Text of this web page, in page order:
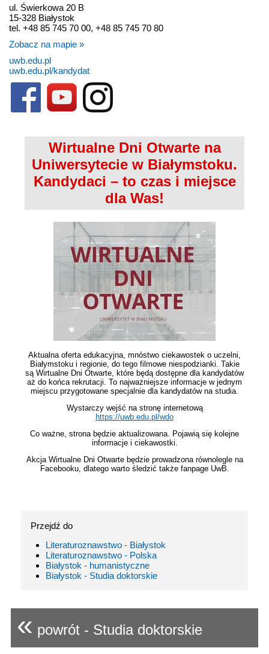
ul. Świerkowa 20 B
15-328 Białystok
tel. +48 85 745 70 00, +48 85 745 70 80
Zobacz na mapie »
uwb.edu.pl
uwb.edu.pl/kandydat
Wirtualne Dni Otwarte na
Uniwersytecie w Białymstoku.
Kandydaci – to czas i miejsce
dla Was!
Aktualna oferta edukacyjna, mnóstwo ciekawostek o uczelni,
Białymstoku i regionie, do tego filmowe niespodzianki. Takie
są Wirtualne Dni Otwarte, które będą dostępne dla kandydatów
aż do końca rekrutacji. To najważniejsze informacje w jednym
miejscu przygotowane specjalnie dla kandydatów na studia.
Wystarczy wejść na stronę internetową
https://uwb.edu.pl/wdo
Co ważne, strona będzie aktualizowana. Pojawią się kolejne
informacje i ciekawostki.
Akcja Wirtualne Dni Otwarte będzie prowadzona równolegle na
Facebooku, dlatego warto śledzić także fanpage UwB.
Przejdź do
Literaturoznawstwo - Białystok
Literaturoznawstwo - Polska
Białystok - humanistyczne
Białystok - Studia doktorskie
« powrót - Studia doktorskie